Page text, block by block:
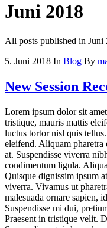
Juni 2018
All posts published in Juni
5. Juni 2018 In Blog By
New Session
Lorem ipsum dolor sit
tristique, mauris mattis
luctus tortor nisl quis
eleifend. Aliquam
at. Suspendisse viverra
condimentum ligula.
Quisque dignissim ipsum
viverra. Vivamus ut
malesuada ornare sapien,
Suspendisse mi dui,
Praesent in tristique velit.